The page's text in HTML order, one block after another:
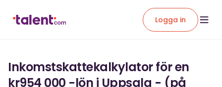
Logga in
Inkomstskattekalkylator för en
kr954 000 -lön i Uppsala - (på